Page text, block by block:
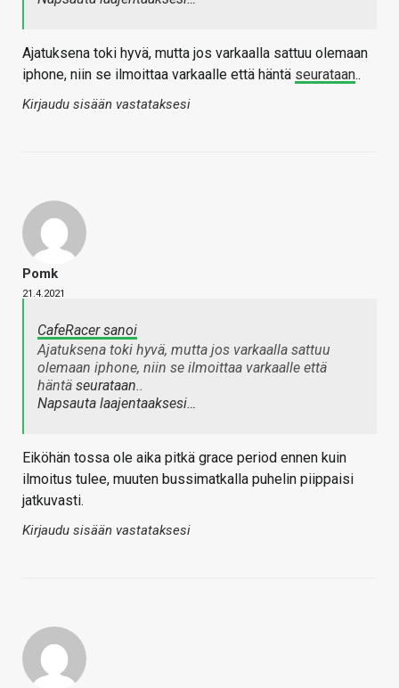
Ajatuksena toki hyvä, mutta jos varkaalla sattuu olemaan
iphone, niin se ilmoittaa varkaalle että häntä seurataan..
Kirjaudu sisään vastataksesi
Pomk
21.4.2021
CafeRacer sanoi
Ajatuksena toki hyvä, mutta jos varkaalla sattuu
olemaan iphone, niin se ilmoittaa varkaalle että
häntä seurataan..
Napsauta laajentaaksesi…
Eiköhän tossa ole aika pitkä grace period ennen kuin
ilmoitus tulee, muuten bussimatkalla puhelin piippaisi
jatkuvasti.
Kirjaudu sisään vastataksesi